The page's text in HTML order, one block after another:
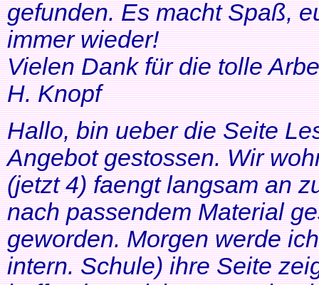
gefunden. Es macht Spaß,
immer wieder!
Vielen Dank für die tolle
H. Knopf
Hallo, bin ueber die Seite
Angebot gestossen. Wir
(jetzt 4) faengt langsam an
nach passendem Material
geworden. Morgen werde
intern. Schule) ihre Seite